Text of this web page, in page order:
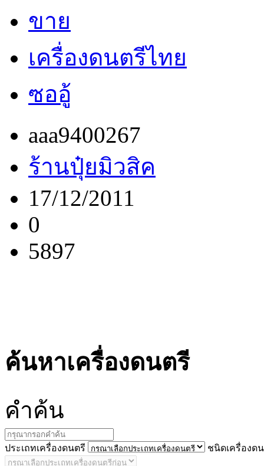
ขาย
เครื่องดนตรีไทย
ซออู้
aaa9400267
ร้านปุ๋ยมิวสิค
17/12/2011
0
5897
ค้นหาเครื่องดนตรี
คำค้น
ประเถทเครื่องดนตรี ชนิดเครื่องด